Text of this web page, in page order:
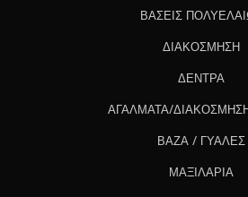
ΒΑΣΕΙΣ
ΔΙΑΚΟΣΜΗΣΗ
ΔΕΝΤΡΑ
ΑΓΑΛΜΑΤΑ/
ΒΑΖΑ / ΓΥΑΛΕΣ
ΜΑΞΙΛΑΡΙΑ